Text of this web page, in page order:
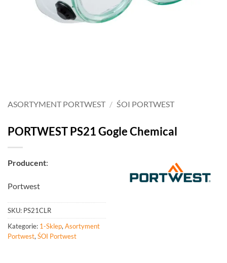
ASORTYMENT PORTWEST / ŚOI PORTWEST
PORTWEST PS21 Gogle Chemical
Producent:
Portwest
SKU: PS21CLR
Kategorie: 1-Sklep,Asortyment
Portwest,ŚOI Portwest